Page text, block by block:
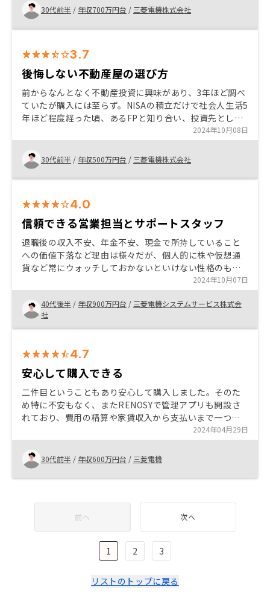
30代前半 / 年収700万円台 / 三菱電機株式会社
3.7
後悔しない不動産屋の選び方
前からなんとなく不動産投資に興味があり、3年ほど調べ
ていたが購入には至らず。NISAの積立だけで社会人生活5
年ほど程度経った頃、あるFPと知り合い、投資先として
不動産を勧められた。自分で調べて、軽い気持ちで話だ
け聞いてみるかと思い、リノシーのサイトで応募した。
数日後、面談で歳の近いセールスと話したところ、邪な
感情のない必死さというか、ひたむきさのようなものを
感じ、もう少しこの人から話聞いてみるかと話を勧め、
持ちよく契約することが出来た。 結局、投資なんて博打
なので当たるか外れるかは自分次第。セールスに買わさ
れた、ではなく、私はこの人から買おう、と思えるセー
ルスを選んだことで、たとえ損したとしても、いい勉強
になったと前向きに捉えられる気がする。物件数とかエ
リアとかももちろんだが、やはり人柄だと思う。 リノシ
ーだけでは無いが、不動産投資というもの自体にきな臭
たと思われるようなセールスや、業者を排除するため、
不動産屋のランキングサイトなど作ると顧客としては安
2024年10月08日
30代前半 / 年収500万円台 / 三菱電機株式会社
4.0
信頼できる営業担当とサポートスタッフ
退職後の収入不安、年金不安、現金で所持していること
への価値下落など理由は様々だが、個人的に株や仮想通
貨など常にウォッチしておかないといけない性格のもの
は自分の生活のリズムに合わないと判断しており、中長
期的な投資に興味があった。営業担当の方も質問に対し
て概ね納得のいく回答をしてくれており、信用が持て
た。サポートスタッフも複数おり、会社としての懐の深
さも安心材料となった。 情報としては物件のハザード情
水災もつけた方が良いですね」なんて事になると、金額
の大小ではなく心象が悪い。
2024年10月07日
40代後半 / 年収900万円台 / 三菱電機システムサービス株式会
社
4.7
安心して購入できる
二件目ということもあり安心して購入しました。そのた
め特に不安もなく、またRENOSYで管理アプリも開設さ
れており、費用の精算や家賃収入から支払いまで一つで
管理できるのでより良いサービスになったと感じまし
た。
2024年04月29日
30代前半 / 年収600万円台 / 三菱電機
前へ 次へ
1 2 3
リストのトップに戻る